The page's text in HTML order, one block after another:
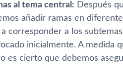
al tema central: Después
añadir ramas en
a corresponder a los
inicialmente. A medida
es cierto que debemos